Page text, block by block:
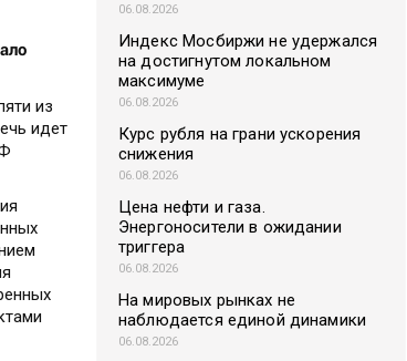
из
идет
06.08.2026
Индекс Мосбиржи не удержался
на достигнутом локальном
максимуме
06.08.2026
Курс рубля на грани ускорения
снижения
06.08.2026
Цена нефти и газа.
Энергоносители в ожидании
триггера
06.08.2026
На мировых рынках не
наблюдается единой динамики
06.08.2026